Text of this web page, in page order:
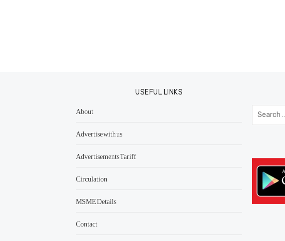
USEFUL LINKS
About
Advertise with us
Advertisements Tariff
Circulation
MSME Details
Contact
Search
for: